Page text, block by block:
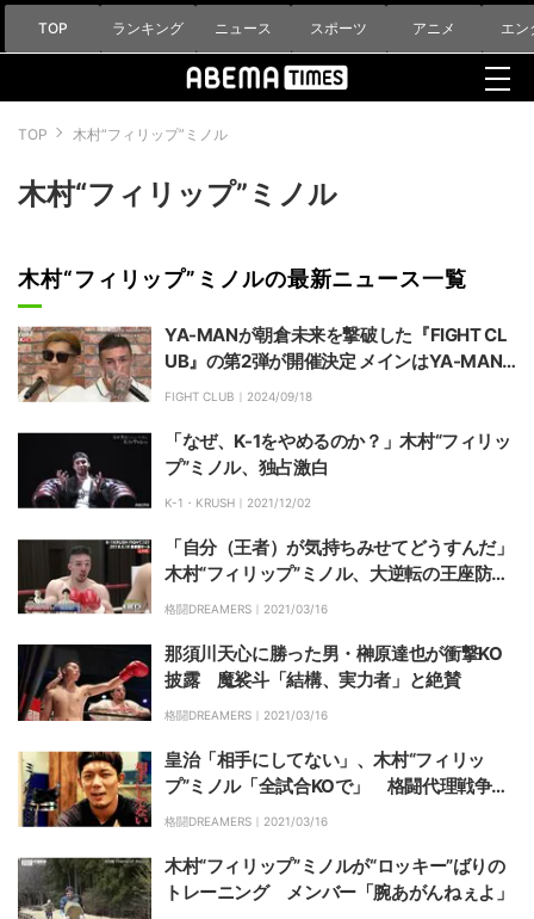
TOP ランキング ニュース スポーツ アニメ エン
TOP 木村“フィリップ”ミノル
木村“フィリップ”ミノル
木村“フィリップ”ミノルの最新ニュース一覧
YA-MANが朝倉未来を撃破した『FIGHT CL
UB』の第2弾が開催決定 メインはYA-MAN
と木村“フィリップ”ミノルが激突
FIGHT CLUB｜ 2024/09/18
「なぜ、K-1をやめるのか？」木村“フィリッ
プ”ミノル、独占激白
K-1・KRUSH｜ 2021/12/02
「自分（王者）が気持ちみせてどうすんだ」
木村“フィリップ”ミノル、大逆転の王座防衛
で「弱々しいスタイルから抜け出すきっかけ
格闘DREAMERS｜ 2021/03/16
那須川天心に勝った男・榊原達也が衝撃KO
披露 魔裟斗「結構、実力者」と絶賛
格闘DREAMERS｜ 2021/03/16
皇治「相手にしてない」、木村“フィリッ
プ”ミノル「全試合KOで」 格闘代理戦争4t
hシーズン・トーナメント一回戦
格闘DREAMERS｜ 2021/03/16
木村“フィリップ”ミノルが“ロッキー”ばりの
トレーニング メンバー「腕あがんねぇよ」